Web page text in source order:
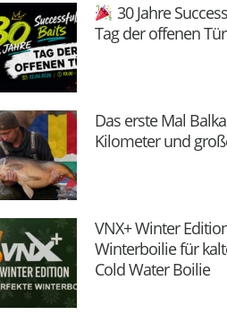
30 Jahre
Tag der offenen Tür
Das erste Mal
Kilometer und
VNX+ Winter
Winterboilie für
Cold Water Boilie